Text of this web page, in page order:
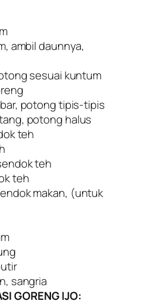
ambil daunnya,
sesuai kuntum
potong tipis-tipis
potong halus
teh
teh
teh
makan, (untuk
sangria
GORENG IJO: